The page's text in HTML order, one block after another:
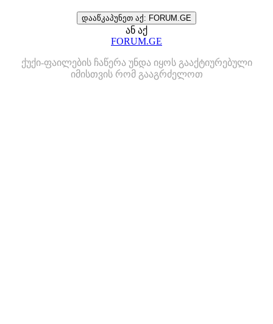
დააწკაპუნეთ აქ: FORUM.GE
ან აქ
FORUM.GE
ქუქი-ფაილების ჩაწერა უნდა იყოს გააქტიურებული
იმისთვის რომ გააგრძელოთ